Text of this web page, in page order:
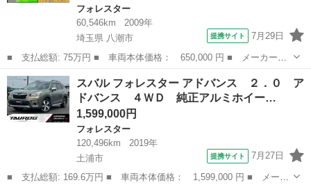
フォレスター
60,546km
2009年
埼玉県 八潮市
提携サイト 7月29日
■ 支払総額: 75万円 ■ 車両本体価格： 650,000 円 ■ メーカー
名： スバル ■ 車種名： フォレスター ■ グレード名： ２．０
ＸＴ ブラックレザーセレクション ＭＴモード付ＡＴ ４ＷＤター
ボ ＳＩ－ＤＲＩ...
埼玉 八潮市
スバル フォレスター アドバンス ２．０ ア
ドバンス ４ＷＤ 純正アルミホイー…
1,599,000円
フォレスター
120,496km
2019年
土浦市
提携サイト 7月27日
■ 支払総額: 169.6万円 ■ 車両本体価格： 1,599,000 円 ■ メーカ